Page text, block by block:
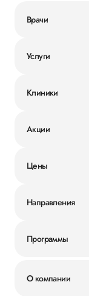
Врачи
Услуги
Клиники
Акции
Цены
Направления
Программы
О компании